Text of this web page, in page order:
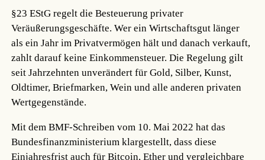
§23 EStG regelt die Besteuerung privater
Veräußerungsgeschäfte. Wer ein Wirtschaftsgut länger
als ein Jahr im Privatvermögen hält und danach verkauft,
zahlt darauf keine Einkommensteuer. Die Regelung gilt
seit Jahrzehnten unverändert für Gold, Silber, Kunst,
Oldtimer, Briefmarken, Wein und alle anderen privaten
Wertgegenstände.
Mit dem BMF-Schreiben vom 10. Mai 2022 hat das
Bundesfinanzministerium klargestellt, dass diese
Einjahresfrist auch für Bitcoin, Ether und vergleichbare